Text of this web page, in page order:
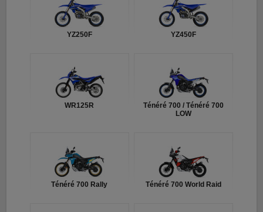
YZ250F YZ450F
WR125R
Ténéré 700 / Ténéré 700
LOW
Ténéré 700 Rally Ténéré 700 World Raid